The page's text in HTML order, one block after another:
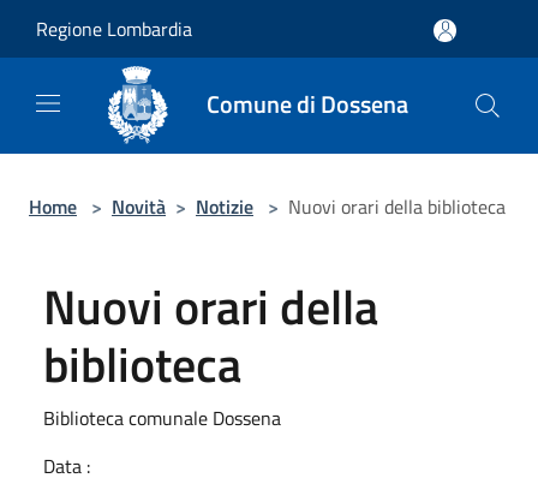
Regione Lombardia
Comune di Dossena
Home > Novità > Notizie > Nuovi orari della biblioteca
Nuovi orari della
biblioteca
Biblioteca comunale Dossena
Data :